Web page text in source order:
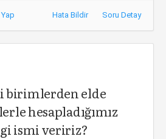
Hata Bildir Soru Detay
birimlerden elde
hesapladığımız
ismi veririz?